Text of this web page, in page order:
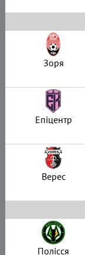
Зоря
Епіцентр
Верес
Полісся